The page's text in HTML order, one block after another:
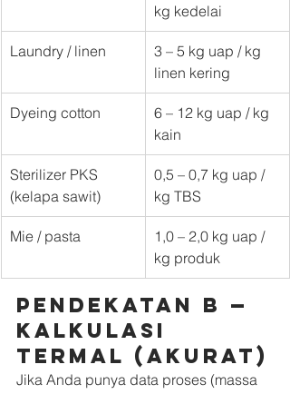
kg kedelai
Laundry / linen
3 – 5 kg uap / kg
linen kering
Dyeing cotton
6 – 12 kg uap / kg
kain
Sterilizer PKS
(kelapa sawit)
0,5 – 0,7 kg uap /
kg TBS
Mie / pasta
1,0 – 2,0 kg uap /
kg produk
Pendekatan B —
Kalkulasi
Termal (akurat)
Jika Anda punya data proses (massa